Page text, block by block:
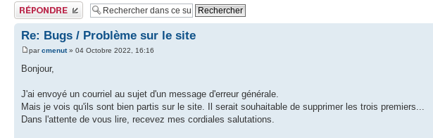
Publier une réponse
Re: Bugs / Problème sur le site
parcmenut» 04 Octobre 2022, 16:16
Bonjour,
J'ai envoyé un courriel au sujet d'un message d'erreur générale.
Mais je vois qu'ils sont bien partis sur le site. Il serait souhaitable de supprimer les trois premiers...
Dans l'attente de vous lire, recevez mes cordiales salutations.